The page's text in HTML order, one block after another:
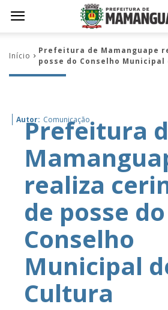
Início
Prefeitura de Mamanguape
posse do Conselho Municipal
Autor: Comunicação
Prefeitura
realiza
de posse do
Conselho
Municipal
Cultura